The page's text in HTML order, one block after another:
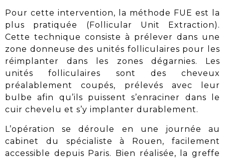
Pour cette intervention, la méthode FUE est la
plus pratiquée (Follicular Unit Extraction).
Cette technique consiste à prélever dans une
zone donneuse des unités folliculaires pour les
réimplanter dans les zones dégarnies. Les
unités folliculaires sont des cheveux
préalablement coupés, prélevés avec leur
bulbe afin qu’ils puissent s’enraciner dans le
cuir chevelu et s’y implanter durablement.
L’opération se déroule en une journée au
cabinet du spécialiste à Rouen, facilement
accessible depuis Paris. Bien réalisée, la greffe